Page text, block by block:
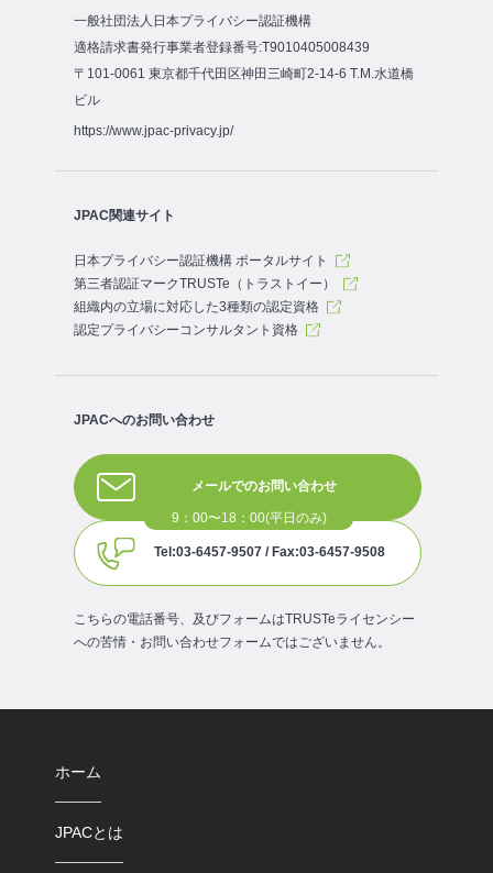
一般社団法人日本プライバシー認証機構
適格請求書発行事業者登録番号:T9010405008439
〒101-0061 東京都千代田区神田三崎町2-14-6 T.M.水道橋
ビル
https://www.jpac-privacy.jp/
JPAC関連サイト
日本プライバシー認証機構 ポータルサイト
第三者認証マークTRUSTe（トラストイー）
組織内の立場に対応した3種類の認定資格
認定プライバシーコンサルタント資格
JPACへのお問い合わせ
メールでのお問い合わせ
Tel:03-6457-9507 / Fax:03-6457-9508
こちらの電話番号、及びフォームはTRUSTeライセンシー
への苦情・お問い合わせフォームではございません。
ホーム
JPACとは